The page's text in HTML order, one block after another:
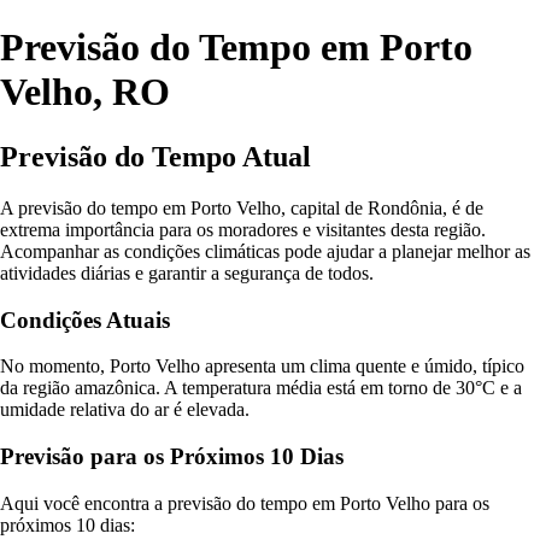
Previsão do Tempo em Porto
Velho, RO
Previsão do Tempo Atual
A previsão do tempo em Porto Velho, capital de Rondônia, é de
extrema importância para os moradores e visitantes desta região.
Acompanhar as condições climáticas pode ajudar a planejar melhor as
atividades diárias e garantir a segurança de todos.
Condições Atuais
No momento, Porto Velho apresenta um clima quente e úmido, típico
da região amazônica. A temperatura média está em torno de 30°C e a
umidade relativa do ar é elevada.
Previsão para os Próximos 10 Dias
Aqui você encontra a previsão do tempo em Porto Velho para os
próximos 10 dias: